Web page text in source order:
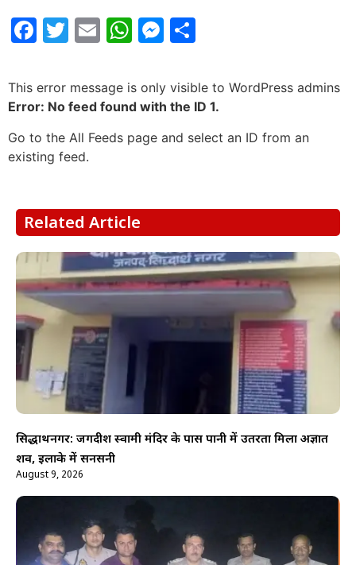
Facebook
Twitter
EmailWhatsApp
Messenger
This error message is only visible to WordPress admins
Error: No feed found with the ID 1.
Go to the All Feeds page and select an ID from an
existing feed.
Related Article
सिद्धार्थनगर: जगदीश स्वामी मंदिर के पास पानी में उतरता मिला अज्ञात
शव, इलाके में सनसनी
August 9, 2026